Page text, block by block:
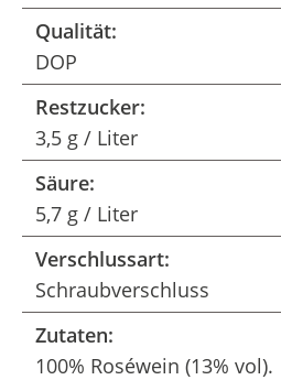
Qualität:
DOP
Restzucker:
3,5 g / Liter
Säure:
5,7 g / Liter
Verschlussart:
Schraubverschluss
Zutaten:
100% Roséwein (13% vol).